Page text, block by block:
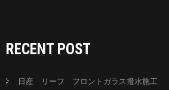
RECENT POST
日産 リーフ フロントガラス撥水施工